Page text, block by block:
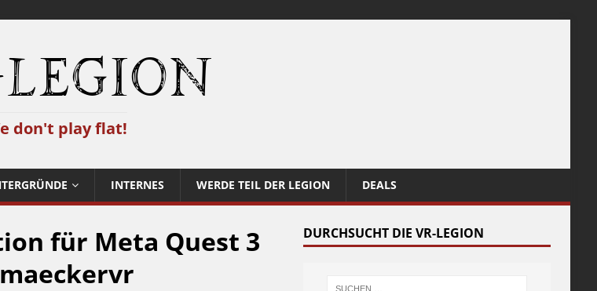
don't play flat!
INTERNES WERDE TEIL DER LEGION DEALS
für Meta Quest 3
DURCHSUCHT DIE VR-LEGION